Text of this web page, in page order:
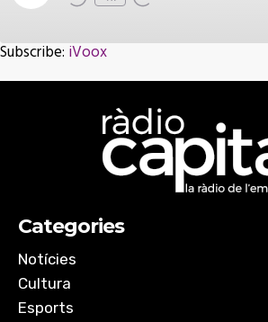
Episode
iVoox
SHARE
EMBED
Subscribe: iVoox
Categories
Notícies
Cultura
Esports